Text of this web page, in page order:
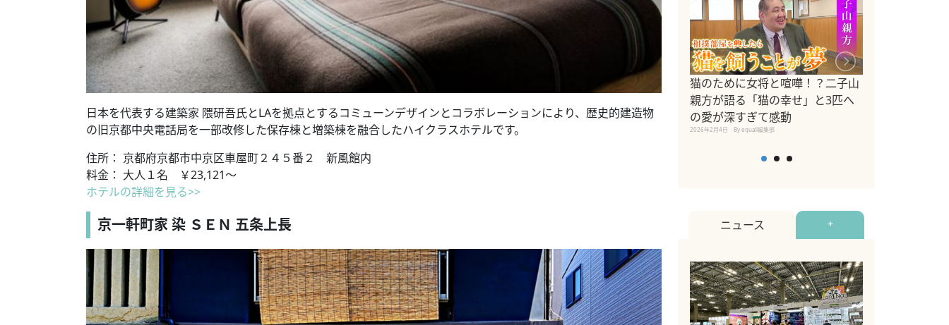
日本を代表する建築家 隈研吾氏とLAを拠点とするコミューンデザインとコラボレーションにより、歴史的建造物
の旧京都中央電話局を一部改修した保存棟と増築棟を融合したハイクラスホテルです。
住所： 京都府京都市中京区車屋町２４５番２ 新風館内
料金： 大人１名 ￥23,121～
ホテルの詳細を見る>>
京一軒町家 染 ＳＥＮ 五条上長
猫のために女将と喧嘩！？二子山
親方が語る「猫の幸せ」と3匹へ
の愛が深すぎて感動
2026年2月4日 By equall編集部
ニュース +